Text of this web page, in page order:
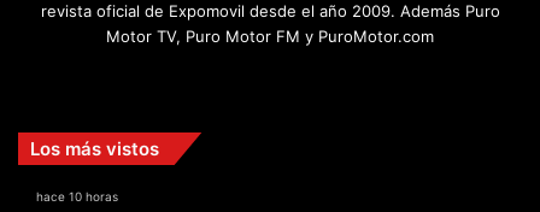
revista oficial de Expomovil desde el año 2009. Además Puro
Motor TV, Puro Motor FM y PuroMotor.com
Los más vistos
hace 10 horas